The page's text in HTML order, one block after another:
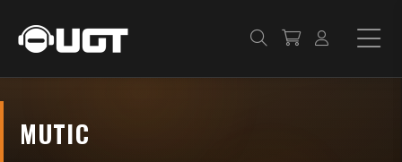
MUTIC